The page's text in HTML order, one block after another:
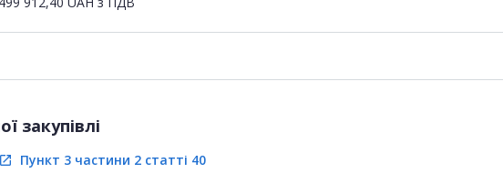
закупівлі
open_in_new
Пункт 3 частини 2 статті 40